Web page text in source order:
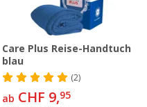
Care Plus Reise-Handtuch
blau
(2)
ab CHF 9,95